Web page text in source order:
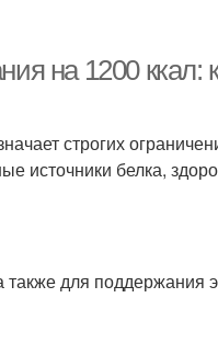
на 1200 ккал:
строгих
источники белка,
для поддержания